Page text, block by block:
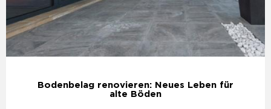
Bodenbelag renovieren: Neues Leben für
alte Böden